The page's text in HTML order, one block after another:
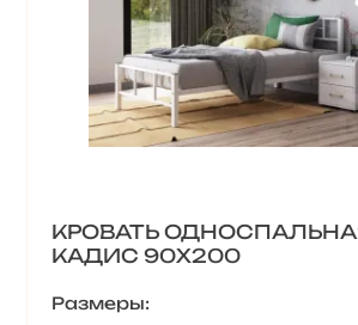
КРОВАТЬ
КАДИС 90Х200
Размеры: